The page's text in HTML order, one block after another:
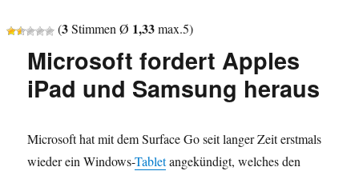
(3Stimmen Ø 1,33max.5)
Microsoft fordert Apples
iPad und Samsung heraus
Microsoft hat mit dem Surface Go seit langer Zeit erstmals
wieder ein Windows-Tabletangekündigt, welches den